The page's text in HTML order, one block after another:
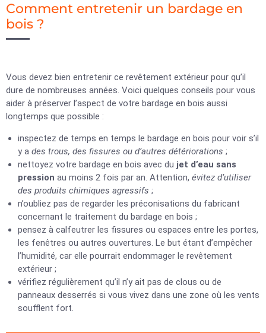
Comment entretenir un bardage en
bois ?
Vous devez bien entretenir ce revêtement extérieur pour qu’il
dure de nombreuses années. Voici quelques conseils pour vous
aider à préserver l’aspect de votre bardage en bois aussi
longtemps que possible :
inspectez de temps en temps le bardage en bois pour voir s’il
y a des trous, des fissures ou d’autres détériorations ;
nettoyez votre bardage en bois avec du jet d’eau sans
pression au moins 2 fois par an. Attention, évitez d’utiliser
des produits chimiques agressifs ;
n’oubliez pas de regarder les préconisations du fabricant
concernant le traitement du bardage en bois ;
pensez à calfeutrer les fissures ou espaces entre les portes,
les fenêtres ou autres ouvertures. Le but étant d’empêcher
l’humidité, car elle pourrait endommager le revêtement
extérieur ;
vérifiez régulièrement qu’il n’y ait pas de clous ou de
panneaux desserrés si vous vivez dans une zone où les vents
soufflent fort.